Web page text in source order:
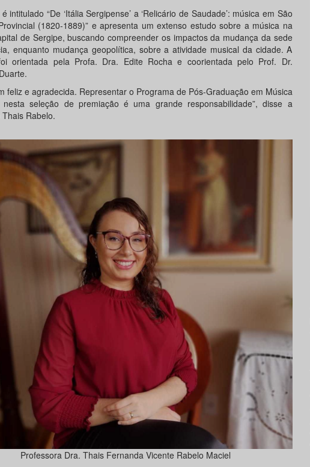
intitulado “De ‘Itália Sergipense’ a ‘Relicário de Saudade’: música em São
(1820-1889)” e apresenta um extenso estudo sobre a música na
de Sergipe, buscando compreender os impactos da mudança da sede
enquanto mudança geopolítica, sobre a atividade musical da cidade. A
orientada pela Profa. Dra. Edite Rocha e coorientada pelo Prof. Dr.
feliz e agradecida. Representar o Programa de Pós-Graduação em Música
seleção de premiação é uma grande responsabilidade”, disse a
Rabelo.
Professora Dra. Thais Fernanda Vicente Rabelo Maciel